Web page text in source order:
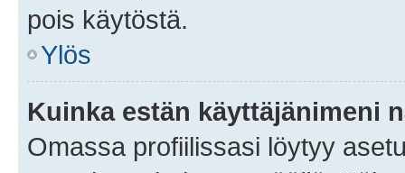
pois käytöstä.
Ylös
Kuinka estän käyttäjänimeni
Omassa profiilissasi löytyy